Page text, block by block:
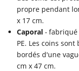
propre pendant
x 17 cm.
Caporal - fabriqué
PE. Les coins
bordés d'une
cm x 47 cm.